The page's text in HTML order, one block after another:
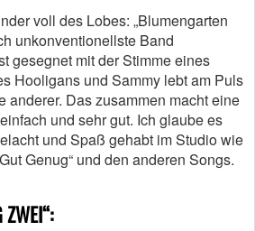
voll des Lobes: „Blumengarten
unkonventionellste Band
gesegnet mit der Stimme eines
Hooligans und Sammy lebt am Puls
anderer. Das zusammen macht eine
und sehr gut. Ich glaube es
und Spaß gehabt im Studio wie
Genug“ und den anderen Songs.